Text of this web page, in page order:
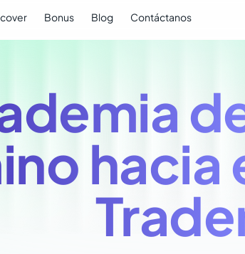
Bonus Blog Contáctanos
hacia